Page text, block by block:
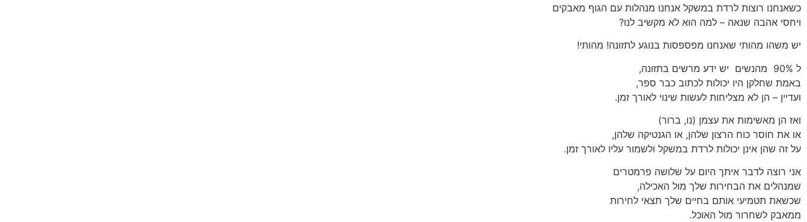
כשאנחנו רוצות לרדת במשקל אנחנו מנהלות עם הגוף מאבקים
ויחסי אהבה שנאה – למה הוא לא מקשיב לנו?
יש משהו מהותי שאנחנו מפספסות בנוגע לתזונה! מהותי!
ל 90% מהנשים יש ידע מרשים בתזונה,
באמת שחלקן היו יכולות לכתוב כבר ספר,
ועדיין – הן לא מצליחות לעשות שינוי לאורך זמן.
ואז הן מאשימות את עצמן (נו, ברור)
או את חוסר כוח הרצון שלהן, או הגנטיקה שלהן,
על זה שהן אינן יכולות לרדת במשקל ולשמור עליו לאורך זמן.
אני רוצה לדבר איתך היום על שלושה פרמטרים
שמנהלים את הבחירות שלך מול האכילה,
שכשאת תטמיעי אותם בחיים שלך תצאי לחירות
ממאבק לשחרור מול האוכל.